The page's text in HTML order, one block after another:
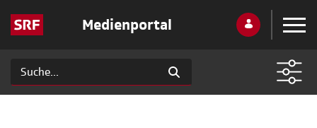
Medienportal